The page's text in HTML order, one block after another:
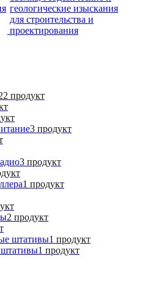
продукт
3 продукт
3 продукт
1 продукт
2 продукт
штативы1 продукт
1 продукт